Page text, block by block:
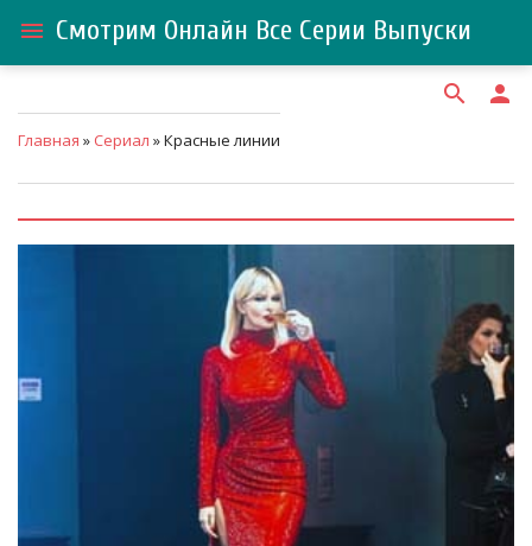
menu Смотрим Онлайн Все Серии Выпуски
search person
Главная » Сериал » Красные линии